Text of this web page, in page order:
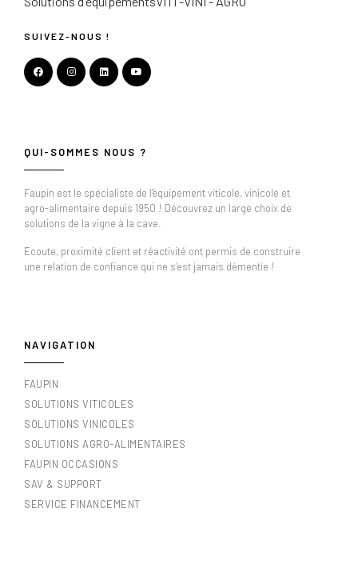
SUIVEZ-NOUS !
QUI-SOMMES NOUS ?
Faupin est le spécialiste de l'équipement viticole, vinicole et
agro-alimentaire depuis 1950 ! Découvrez un large choix de
solutions de la vigne à la cave.
Ecoute, proximité client et réactivité ont permis de construire
une relation de confiance qui ne s’est jamais démentie !
NAVIGATION
FAUPIN
SOLUTIONS VITICOLES
SOLUTIONS VINICOLES
SOLUTIONS AGRO-ALIMENTAIRES
FAUPIN OCCASIONS
SAV & SUPPORT
SERVICE FINANCEMENT